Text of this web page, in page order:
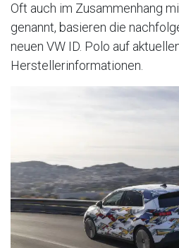
Oft auch im Zusammenhang
genannt, basieren die
neuen VW ID. Polo auf
Herstellerinformationen.